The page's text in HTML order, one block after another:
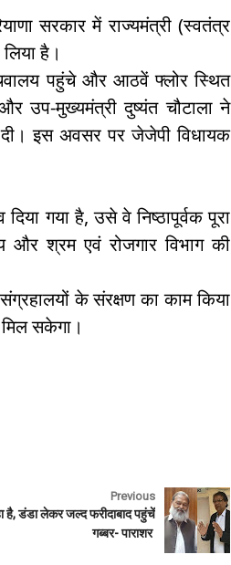
सरकार में राज्यमंत्री (स्वतंत्र
है।
पहुंचे और आठवें फ्लोर स्थित
उप-मुख्यमंत्री दुष्यंत चौटाला ने
इस अवसर पर जेजेपी विधायक
गया है, उसे वे निष्ठापूर्वक पूरा
और श्रम एवं रोजगार विभाग की
के संरक्षण का काम किया
सकेगा।
Previous
है, डंडा लेकर जल्द फरीदाबाद पहुंचें
गब्बर- पाराशर